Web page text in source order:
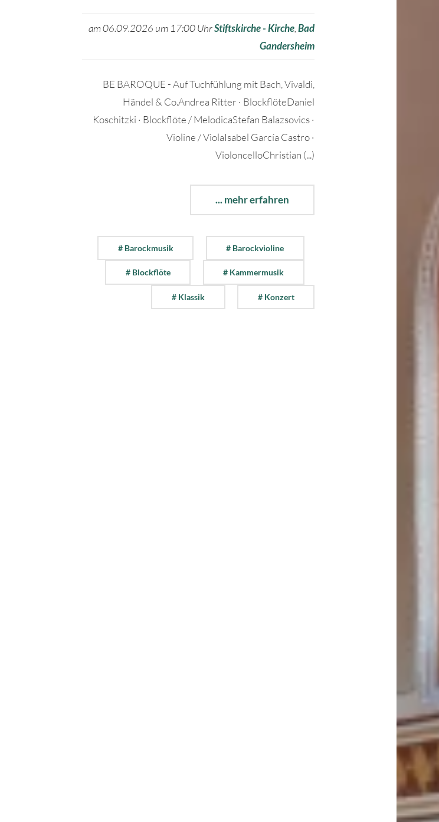
am 06.09.2026 um 17:00 UhrStiftskirche - Kirche ,Bad
Gandersheim
BE BAROQUE - Auf Tuchfühlung mit Bach, Vivaldi,
Händel & Co.Andrea Ritter · BlockflöteDaniel
Koschitzki · Blockflöte / MelodicaStefan Balazsovics ·
Violine / ViolaIsabel García Castro ·
VioloncelloChristian (...)
... mehr erfahren
# Barockmusik # Barockvioline
# Blockflöte # Kammermusik
# Klassik # Konzert